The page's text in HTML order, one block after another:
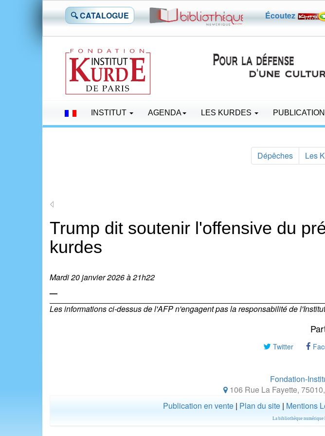
🔍 CATALOGUE Écoutez
INSTITUT AGENDA LES KURDES
Dépêches Les
Trump dit soutenir l'offensive du
kurdes
Mardi 20 janvier 2026 à 21h22
—
Les informations ci-dessus de l'AFP n'engagent pas la responsabilité de
Twitter
Fondation-
106 Rue La Fayette, 75010,
Publication en vente | Plan du site | Mentions
La bibliothèque numérique